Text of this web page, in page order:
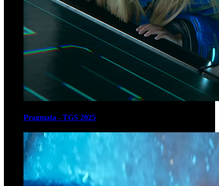
Pragmata - TGS 2025